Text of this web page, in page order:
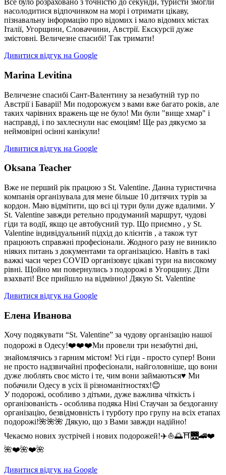
Все було розраховано з точністю до секунди, туристи змогли
насолодитися відпочинком на морі і отримати цікаву,
пізнавальну інформацію про відомих і мало відомих містах
Італії, Угорщини, Словаччини, Австрії. Екскурсії дуже
змістовні. Величезне спасибі! Так тримати!
Дивитися відгук на Google
Marina Levitina
Величезне спасибі Сант-Валентину за незабутній тур по
Австрії і Баварії! Ми подорожуєм з вами вже багато років, але
таких чарівних вражень ще не було! Ми були "вище хмар" і
насправді, і по захлеснули нас емоціям! Ще раз дякуємо за
неймовірні осінні канікули!
Дивитися відгук на Google
Oksana Teacher
Вже не перший рік працюю з St. Valentine. Данна туристична
компанія організувала для мене більше 10 дитячих турів за
кордон. Маю відмітити, що всі ці тури були дуже вдалими. У
St. Valentine завжди ретельно продуманий маршрут, чудові
гіди та водії, якщо це автобусний тур. Що приємно , у St.
Valentine індивідуальний підхід до клієнтів , а також тут
працюють справжні професіонали. Жодного разу не виникло
ніяких питань з документами та організацією. Навіть в такі
важкі часи через COVID організовує цікаві тури на високому
рівні. Щойно ми повернулись з подорожі в Угорщину. Діти
взахваті! Все прийшло на відмінно! Дякую St. Valentine
Дивитися відгук на Google
Елена Иванова
Хочу подякувати “St. Valentine” за чудову організацію нашої
подорожі в Одесу!❤️❤️❤️Ми провели три незабутні дні,
знайомлячись з гарним містом! Усі гіди - просто супер! Вони
не просто надзвичайні професіонали, найголовніше, що вони
дуже люблять своє місто і те, чим вони займаються♥️ Ми
побачили Одесу в усіх їі різноманітностях!😊
У подорожі, особливо з дітьми, дуже важлива чіткість і
організованість - особлива подяка Ніні Стаучан за бездоганну
організацію, безвідмовність і турботу про групу на всіх етапах
подорожі!🌺🌺🌺 Дякую, що з Вами завжди надійно!
Чекаємо нових зустрічей і нових подорожей!✈️⛵️🌅⛩🌉🚄❤️
🌺❤️🌺❤️🌺
Дивитися відгук на Google